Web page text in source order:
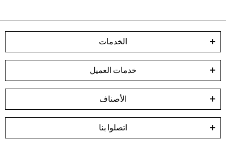
الخدمات
خدمات العميل
الأصناف
اتصلوا بنا